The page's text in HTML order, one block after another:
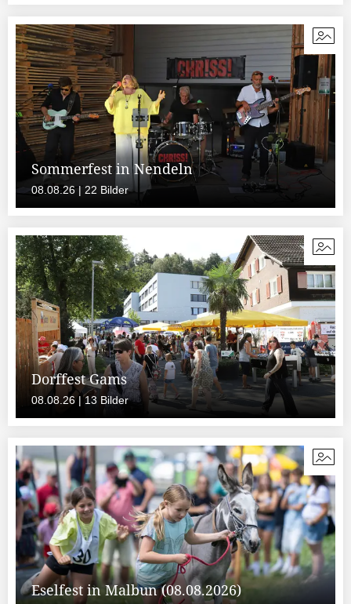
Sommerfest in Nendeln
08.08.26 | 22 Bilder
Dorffest Gams
08.08.26 | 13 Bilder
Eselfest in Malbun (08.08.2026)